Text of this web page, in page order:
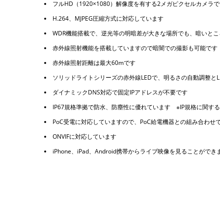
フルHD（1920×1080）解像度を有する2メガピクセルカメラ
H.264、MJPEG圧縮方式に対応しています
WDR機能搭載で、逆光等の明暗差が大きな場所でも、暗いと
赤外線照射機能を搭載していますので暗闇での撮影も可能です
赤外線照射距離は最大60mです
ソリッドライトシリーズの赤外線LEDで、明るさの自動調整と
ダイナミックDNS対応で固定IPアドレスが不要です
IP67規格準拠で防水、防塵性に優れています ※IP規格に関す
PoC受電に対応していますので、PoC給電機器との組み合わ
ONVIFに対応しています
iPhone、iPad、Android携帯からライブ映像を見ることができ